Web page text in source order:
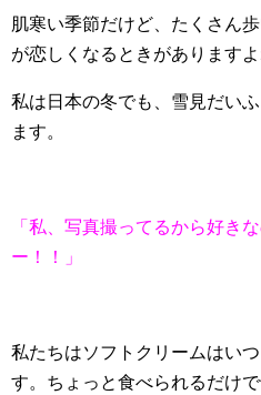
肌寒い季節だけど、たくさん
が恋しくなるときがありますよ
私は日本の冬でも、雪見だい
ます。
「私、写真撮ってるから好き
ー！！」
私たちはソフトクリームはい
す。ちょっと食べられるだけで